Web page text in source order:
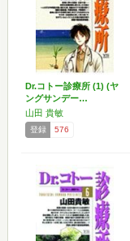
Dr.コトー診療所 (1) (ヤ
ングサンデー…
山田 貴敏
登録 576